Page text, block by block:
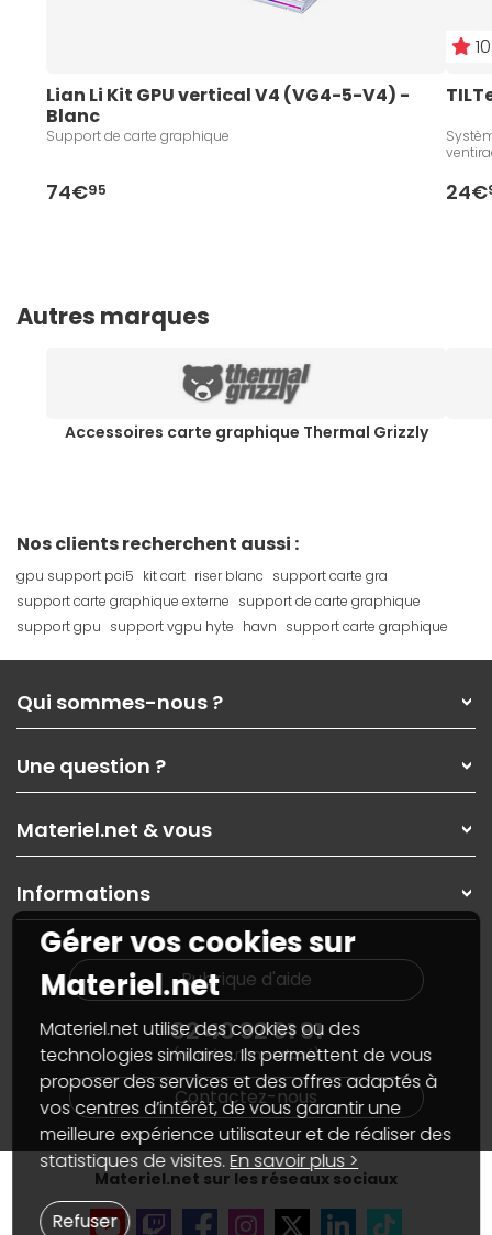
Lian Li Kit GPU vertical V4 (VG4-5-V4) -
Blanc
Support de carte graphique
74€95 24€
Autres marques
Accessoires carte graphique Thermal Grizzly
Nos clients recherchent aussi :
gpu support pci5 kit cart riser blanc support carte gra
support carte graphique externe support de carte graphique
support gpu support vgpu hyte havn support carte graphique
Qui sommes-nous ?
Nos services
Les magasins Materiel.net
Nos solutions pour les pros
Contactez-nous
Une question ?
Paiement, livraison
Garanties,Pack Zen
SAV, demander un retour
Informations
Guides d'achats et tutoriels
Materiel.net & vous
On rachète votre carte graphique
PC sur mesure : Votre RDV personnalisé
Notre démarche écologique
Materiel.net recrute
Notre programme d'affiliation
Partenariat & Sponsoring
Informations
Plan du site
Nos marques
Conditions générales de vente
Informations légales
Données personnellesetcookies
Gérer vos cookies
Accessibilité : non conforme
Rubrique d'aide
02 40 92 91 91
(numéro non surtaxé)
Contactez-nous
Materiel.net sur les réseaux sociaux
Gérer vos cookies sur
Materiel.net
Materiel.net utilise des cookies ou des
technologies similaires. Ils permettent de vous
proposer des services et des offres adaptés à
vos centres d’intérêt, de vous garantir une
meilleure expérience utilisateur et de réaliser des
statistiques de visites.En savoir plus >
Refuser